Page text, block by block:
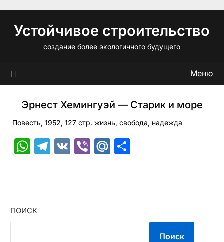
содержимому
Устойчивое строительство
создание более экологичного будущего
Меню
Эрнест Хемингуэй — Старик и море
Повесть, 1952, 127 стр. жизнь, свобода, надежда
WhatsApp
Telegram
VK ViberMail.Ru
ПОИСК
Поиск